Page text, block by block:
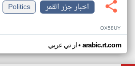
اخبار جزر القمر
Politics
OX58UY
ار تي عربي• arabic.rt.com